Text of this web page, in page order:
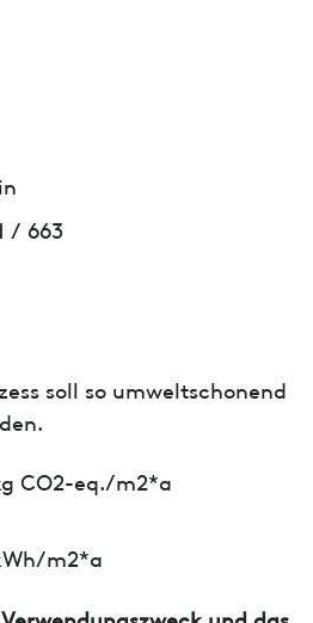
/ 663
soll so umweltschonend
CO2-eq./m2*a
m2*a